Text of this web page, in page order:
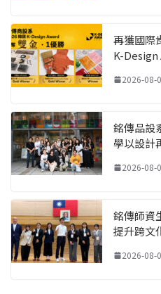
再獲國際
K-Design
2026-08-
銘傳品設
學以設計
2026-08-
銘傳師資
提升跨文
2026-08-